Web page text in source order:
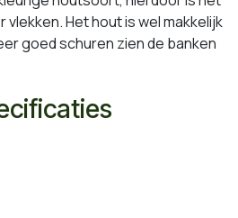
Het hout is wel makkelijk
goed schuren zien de banken